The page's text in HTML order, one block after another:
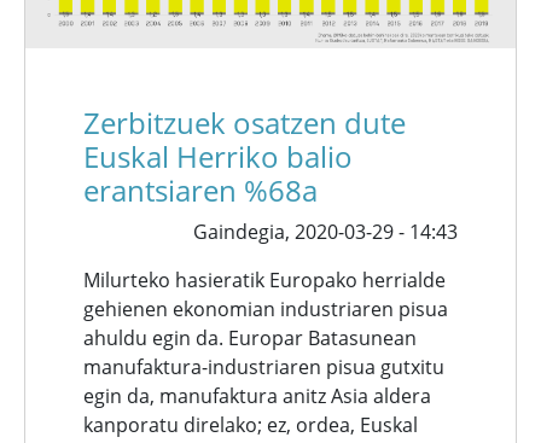
Zerbitzuek osatzen dute
Euskal Herriko balio
erantsiaren %68a
Gaindegia, 2020-03-29 - 14:43
Milurteko hasieratik Europako herrialde
gehienen ekonomian industriaren pisua
ahuldu egin da. Europar Batasunean
manufaktura-industriaren pisua gutxitu
egin da, manufaktura anitz Asia aldera
kanporatu direlako; ez, ordea, Euskal